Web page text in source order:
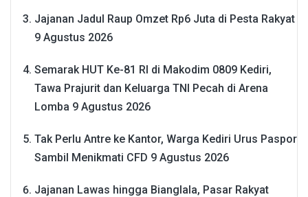
Jajanan Jadul Raup Omzet Rp6 Juta di Pesta Rakyat
9 Agustus 2026
Semarak HUT Ke-81 RI di Makodim 0809 Kediri,
Tawa Prajurit dan Keluarga TNI Pecah di Arena
Lomba 9 Agustus 2026
Tak Perlu Antre ke Kantor, Warga Kediri Urus Paspor
Sambil Menikmati CFD 9 Agustus 2026
Jajanan Lawas hingga Bianglala, Pasar Rakyat